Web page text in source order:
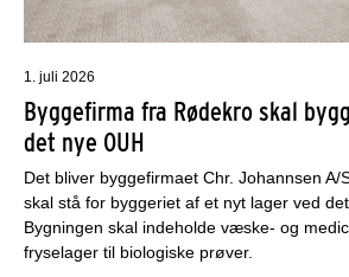
1. juli 2026
Byggefirma fra Rødekro skal
det nye OUH
Det bliver byggefirmaet Chr. Johannsen A/
skal stå for byggeriet af et nyt lager ved det
Bygningen skal indeholde væske- og
fryselager til biologiske prøver.